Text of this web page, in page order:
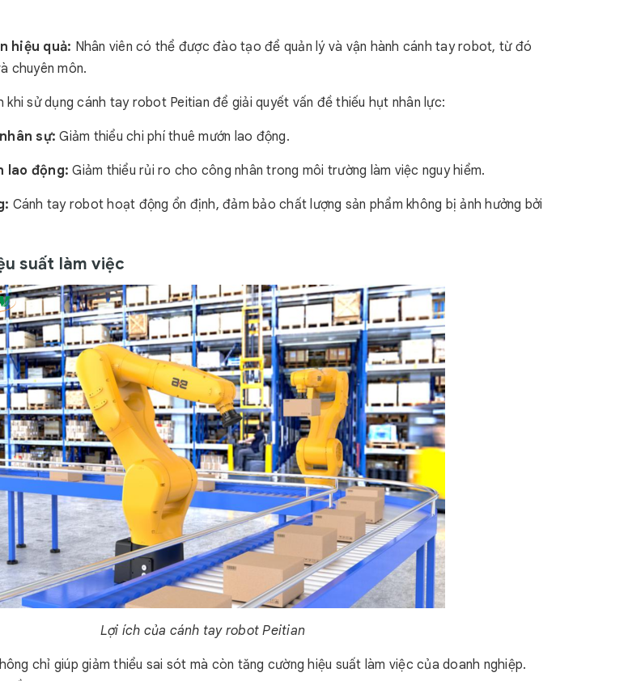
hiệu quả: Nhân viên có thể được đào tạo để quản lý và vận hành cánh tay robot, từ đó
chuyên môn.
khi sử dụng cánh tay robot Peitian để giải quyết vấn đề thiếu hụt nhân lực:
sự: Giảm thiểu chi phí thuê mướn lao động.
lao động:Giảm thiểu rủi ro cho công nhân trong môi trường làm việc nguy hiểm.
Cánh tay robot hoạt động ổn định, đảm bảo chất lượng sản phẩm không bị ảnh hưởng bởi
suất làm việc
Lợi ích của cánh tay robot Peitian
chỉ giúp giảm thiểu sai sót mà còn tăng cường hiệu suất làm việc của doanh nghiệp.